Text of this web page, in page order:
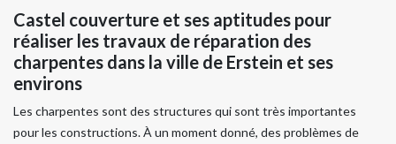
Castel couverture et ses aptitudes pour
réaliser les travaux de réparation des
charpentes dans la ville de Erstein et ses
environs
Les charpentes sont des structures qui sont très importantes
pour les constructions. À un moment donné, des problèmes de